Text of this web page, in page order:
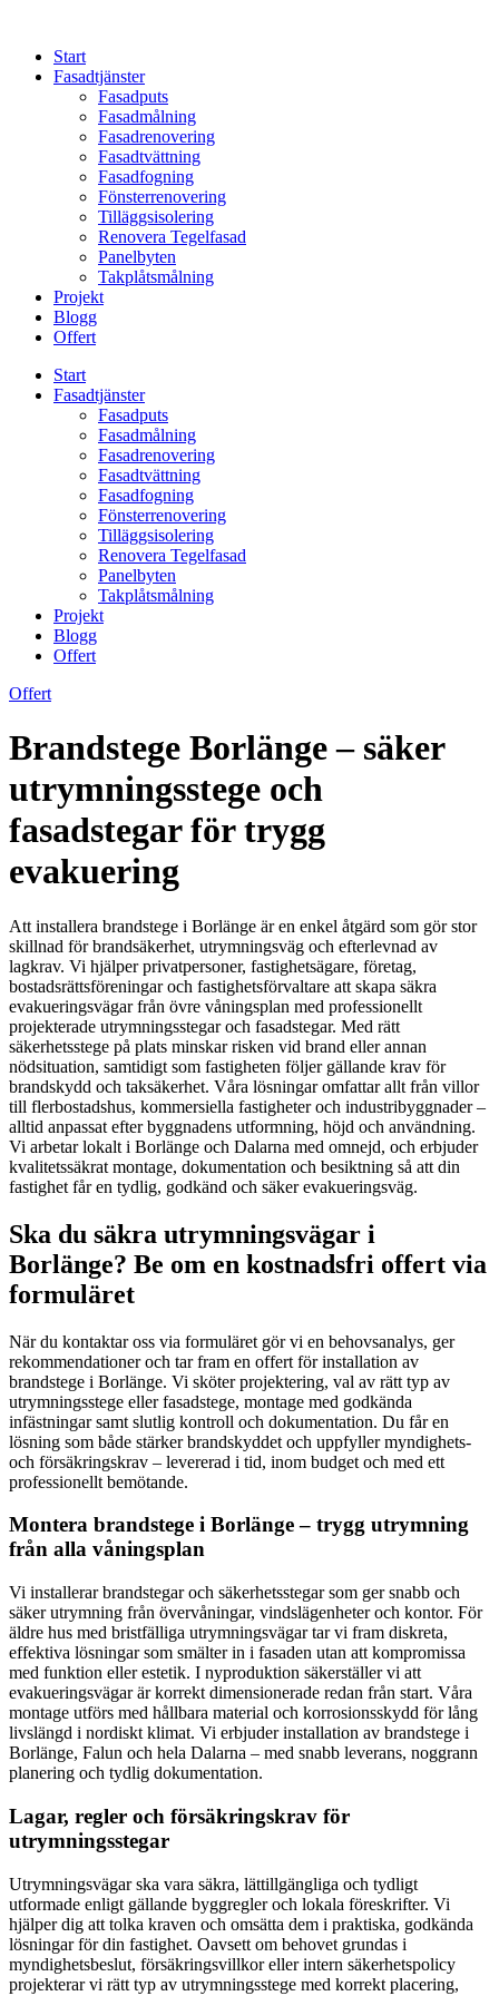
contentStart
Fasadtjänster
Fasadputs
Fasadmålning
Fasadrenovering
Fasadtvättning
Fasadfogning
Fönsterrenovering
Tilläggsisolering
Renovera Tegelfasad
Panelbyten
Takplåtsmålning
Projekt
Blogg
Offert
Start
Fasadtjänster
Fasadputs
Fasadmålning
Fasadrenovering
Fasadtvättning
Fasadfogning
Fönsterrenovering
Tilläggsisolering
Renovera Tegelfasad
Panelbyten
Takplåtsmålning
Projekt
Blogg
Offert
Offert
Brandstege Borlänge – säker
utrymningsstege och
fasadstegar för trygg
evakuering
Att installera brandstege i Borlänge är en enkel åtgärd som gör stor
skillnad för brandsäkerhet, utrymningsväg och efterlevnad av
lagkrav. Vi hjälper privatpersoner, fastighetsägare, företag,
bostadsrättsföreningar och fastighetsförvaltare att skapa säkra
evakueringsvägar från övre våningsplan med professionellt
projekterade utrymningsstegar och fasadstegar. Med rätt
säkerhetsstege på plats minskar risken vid brand eller annan
nödsituation, samtidigt som fastigheten följer gällande krav för
brandskydd och taksäkerhet. Våra lösningar omfattar allt från villor
till flerbostadshus, kommersiella fastigheter och industribyggnader –
alltid anpassat efter byggnadens utformning, höjd och användning.
Vi arbetar lokalt i Borlänge och Dalarna med omnejd, och erbjuder
kvalitetssäkrat montage, dokumentation och besiktning så att din
fastighet får en tydlig, godkänd och säker evakueringsväg.
Ska du säkra utrymningsvägar i
Borlänge? Be om en kostnadsfri offert via
formuläret
När du kontaktar oss via formuläret gör vi en behovsanalys, ger
rekommendationer och tar fram en offert för installation av
brandstege i Borlänge. Vi sköter projektering, val av rätt typ av
utrymningsstege eller fasadstege, montage med godkända
infästningar samt slutlig kontroll och dokumentation. Du får en
lösning som både stärker brandskyddet och uppfyller myndighets-
och försäkringskrav – levererad i tid, inom budget och med ett
professionellt bemötande.
Montera brandstege i Borlänge – trygg utrymning
från alla våningsplan
Vi installerar brandstegar och säkerhetsstegar som ger snabb och
säker utrymning från övervåningar, vindslägenheter och kontor. För
äldre hus med bristfälliga utrymningsvägar tar vi fram diskreta,
effektiva lösningar som smälter in i fasaden utan att kompromissa
med funktion eller estetik. I nyproduktion säkerställer vi att
evakueringsvägar är korrekt dimensionerade redan från start. Våra
montage utförs med hållbara material och korrosionsskydd för lång
livslängd i nordiskt klimat. Vi erbjuder installation av brandstege i
Borlänge, Falun och hela Dalarna – med snabb leverans, noggrann
planering och tydlig dokumentation.
Lagar, regler och försäkringskrav för
utrymningsstegar
Utrymningsvägar ska vara säkra, lättillgängliga och tydligt
utformade enligt gällande byggregler och lokala föreskrifter. Vi
hjälper dig att tolka kraven och omsätta dem i praktiska, godkända
lösningar för din fastighet. Oavsett om behovet grundas i
myndighetsbeslut, försäkringsvillkor eller intern säkerhetspolicy
projekterar vi rätt typ av utrymningsstege med korrekt placering,